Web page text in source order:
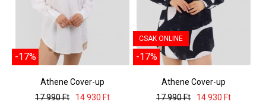
-17%
Athene Cover-up
17 990 Ft
14 930 Ft
CSAK ONLINE
-17%
Athene Cover-up
17 990 Ft
14 930 Ft